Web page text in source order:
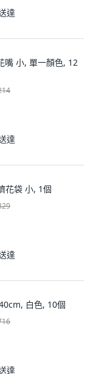
達
嘴 小, 單一顏色, 12
達
花袋 小, 1個
達
白色, 10個
達